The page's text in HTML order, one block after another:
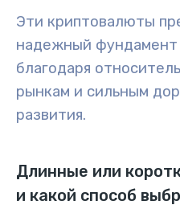
Эти криптовалюты
надежный фундамент
благодаря
рынкам и сильным
развития.
Длинные или
и какой способ